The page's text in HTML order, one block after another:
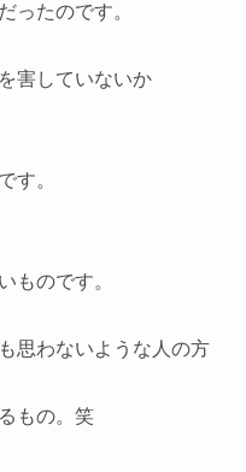
ったのです。
害していないか
す。
ものです。
思わないような人の方
もの。笑